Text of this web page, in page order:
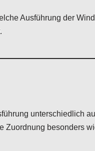
Ausführung der
unterschiedlich
Zuordnung besonders